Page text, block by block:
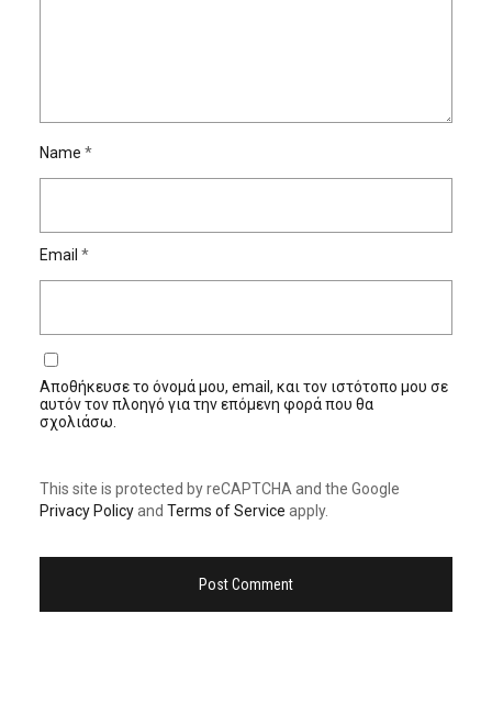
Name *
Email *
Αποθήκευσε το όνομά μου, email, και τον ιστότοπο μου σε
αυτόν τον πλοηγό για την επόμενη φορά που θα
σχολιάσω.
This site is protected by reCAPTCHA and the Google
Privacy Policyand Terms of Service apply.